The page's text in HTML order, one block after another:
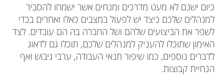
כיום ישנם לא מעט מדרכים ומנחים אשר ישמחו להסביר
למנהלים שלכם כיצד יש לפעול במצבים כאלו ואחרים בכדי
לשפר את הביצועים שלהם ושל החברה בה הם עובדים. לצד
האימון שתוכלו להעניק למנהלים שלכם, תוכלו גם לדאוג
לדברים נוספים, כמו שיפור תנאי העבודה, ערבי גיבוש ואף
הנחיית קבוצות.